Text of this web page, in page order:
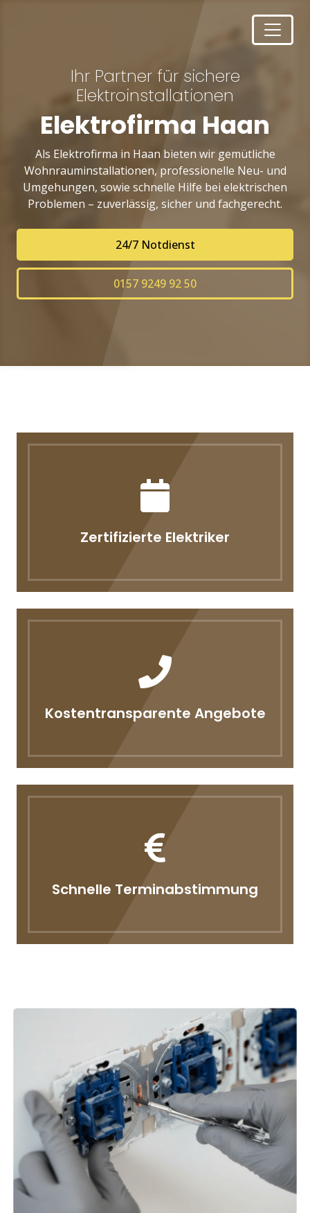
Ihr Partner für sichere
Elektroinstallationen
Elektrofirma Haan
Als Elektrofirma in Haan bieten wir gemütliche
Wohnrauminstallationen, professionelle Neu- und
Umgehungen, sowie schnelle Hilfe bei elektrischen
Problemen – zuverlässig, sicher und fachgerecht.
24/7 Notdienst
0157 9249 92 50
Zertifizierte Elektriker
Kostentransparente Angebote
Schnelle Terminabstimmung